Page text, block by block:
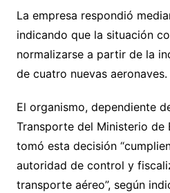
La empresa respondió
indicando que la situación
normalizarse a partir de la
de cuatro nuevas aeronaves.
El organismo, dependiente
Transporte del Ministerio de
tomó esta decisión
autoridad de control y
transporte aéreo”, según